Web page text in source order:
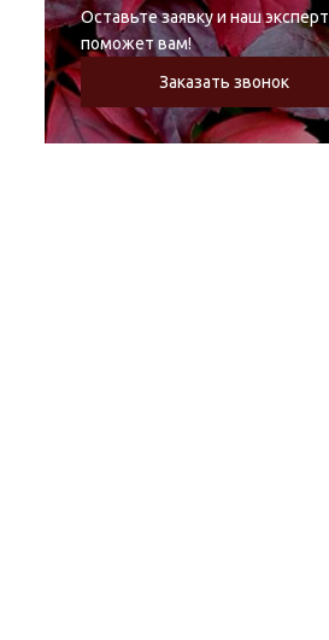
Оставьте заявку и наш эксперт
поможет вам!
Заказать звонок